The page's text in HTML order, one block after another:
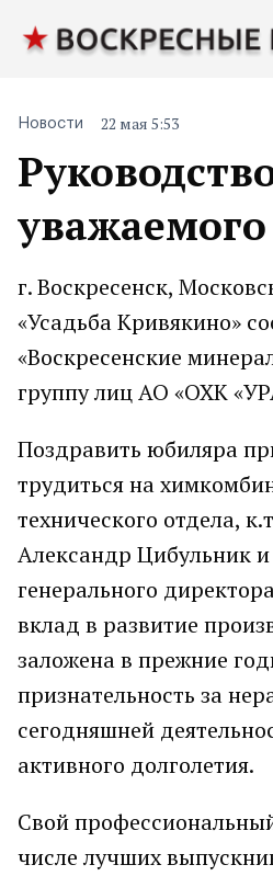
Новости 22 мая 5:53
г. Воскресенск,
«Усадьба Кривякино»
«Воскресенские
группу лиц АО «ОХК
Поздравить юбиляра
трудиться на
технического отдела,
Александр Цибульник
генерального
вклад в развитие
заложена в прежние
признательность за
сегодняшней
активного долголетия.
Свой
числе лучших